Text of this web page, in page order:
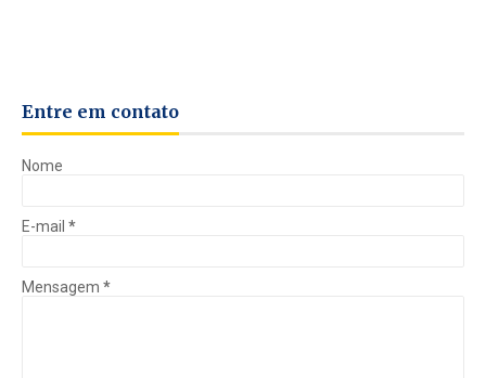
Entre em contato
Nome
E-mail *
Mensagem *